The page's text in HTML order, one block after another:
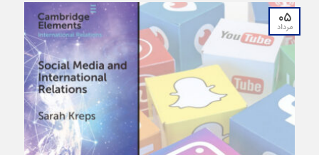
۰۵
مرداد